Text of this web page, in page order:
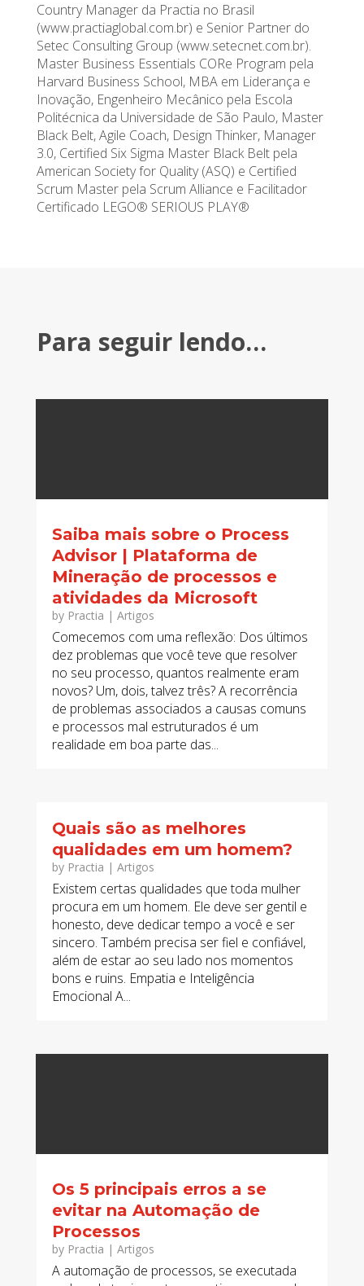
Country Manager da Practia no Brasil
(www.practiaglobal.com.br) e Senior Partner do
Setec Consulting Group (www.setecnet.com.br).
Master Business Essentials CORe Program pela
Harvard Business School, MBA em Liderança e
Inovação, Engenheiro Mecânico pela Escola
Politécnica da Universidade de São Paulo, Master
Black Belt, Agile Coach, Design Thinker, Manager
3.0, Certified Six Sigma Master Black Belt pela
American Society for Quality (ASQ) e Certified
Scrum Master pela Scrum Alliance e Facilitador
Certificado LEGO® SERIOUS PLAY®
Para seguir lendo…
Saiba mais sobre o Process
Advisor | Plataforma de
Mineração de processos e
atividades da Microsoft
by Practia | Artigos
Comecemos com uma reflexão: Dos últimos
dez problemas que você teve que resolver
no seu processo, quantos realmente eram
novos? Um, dois, talvez três? A recorrência
de problemas associados a causas comuns
e processos mal estruturados é um
realidade em boa parte das...
Quais são as melhores
qualidades em um homem?
by Practia | Artigos
Existem certas qualidades que toda mulher
procura em um homem. Ele deve ser gentil e
honesto, deve dedicar tempo a você e ser
sincero. Também precisa ser fiel e confiável,
além de estar ao seu lado nos momentos
bons e ruins. Empatia e Inteligência
Emocional A...
Os 5 principais erros a se
evitar na Automação de
Processos
by Practia | Artigos
A automação de processos, se executada